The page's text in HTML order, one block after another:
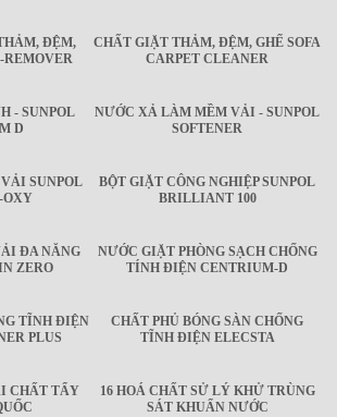
ĐỆM,
REMOVER
CHẤT GIẶT THẢM, ĐỆM, GHẾ SOFA
CARPET CLEANER
- SUNPOL
D
NƯỚC XẢ LÀM MỀM VẢI - SUNPOL
SOFTENER
SUNPOL
BỘT GIẶT CÔNG NGHIỆP SUNPOL
BRILLIANT 100
ĐA NĂNG
ZERO
NƯỚC GIẶT PHÒNG SẠCH CHỐNG
TÍNH ĐIỆN CENTRIUM-D
TĨNH ĐIỆN
PLUS
CHẤT PHỦ BÓNG SÀN CHỐNG
TĨNH ĐIỆN ELECSTA
CHẤT TẨY
16 HOÁ CHẤT SỬ LÝ KHỬ TRÙNG
SÁT KHUẨN NƯỚC